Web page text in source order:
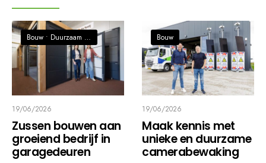
Bouw • Duurzaam / Circulaire economie
19/06/2026
Zussen bouwen aan
groeiend bedrijf in
garagedeuren
Bouw
19/06/2026
Maak kennis met
unieke en duurzame
camerabewaking